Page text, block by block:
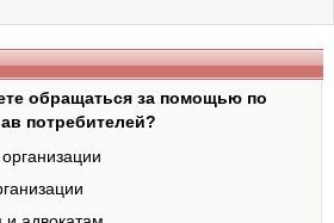
обращаться за помощью по
потребителей?